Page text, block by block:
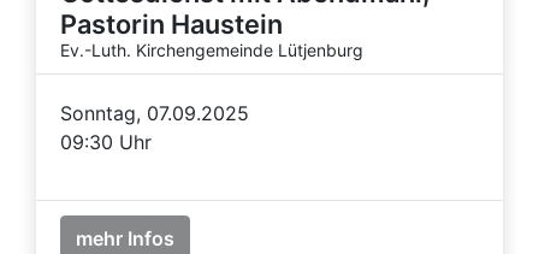
Pastorin Haustein
Ev.-Luth. Kirchengemeinde Lütjenburg
Sonntag, 07.09.2025
09:30 Uhr
mehr Infos